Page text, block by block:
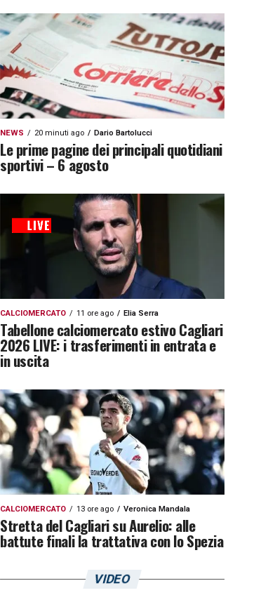
NEWS 20 minuti ago Dario Bartolucci
Le prime pagine dei principali quotidiani
sportivi – 6 agosto
CALCIOMERCATO 11 ore ago Elia Serra
Tabellone calciomercato estivo Cagliari
2026 LIVE: i trasferimenti in entrata e
in uscita
CALCIOMERCATO 13 ore ago Veronica Mandala
Stretta del Cagliari su Aurelio: alle
battute finali la trattativa con lo Spezia
VIDEO